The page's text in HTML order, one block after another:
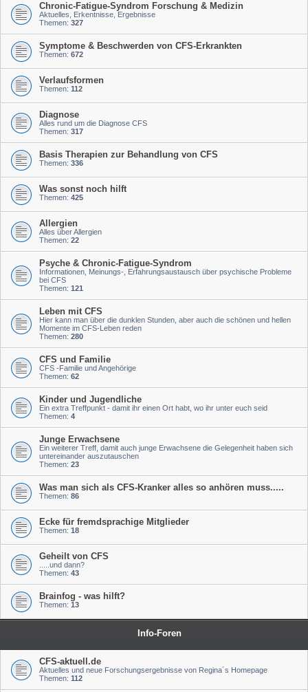
Chronic-Fatigue-Syndrom Forschung & Medizin
Aktuelles, Erkentnisse, Ergebnisse
Themen: 327
Symptome & Beschwerden von CFS-Erkrankten
Themen: 672
Verlaufsformen
Themen: 112
Diagnose
Alles rund um die Diagnose CFS
Themen: 317
Basis Therapien zur Behandlung von CFS
Themen: 336
Was sonst noch hilft
Themen: 425
Allergien
Alles über Allergien
Themen: 22
Psyche & Chronic-Fatigue-Syndrom
Informationen, Meinungs-, Erfahrungsaustausch über psychische Probleme
bei CFS
Themen: 121
Leben mit CFS
Hier kann man über die dunklen Stunden, aber auch die schönen und hellen
Momente im CFS-Leben reden
Themen: 280
CFS und Familie
CFS -Familie und Angehörige
Themen: 62
Kinder und Jugendliche
Ein extra Treffpunkt - damit ihr einen Ort habt, wo ihr unter euch seid
Themen: 4
Junge Erwachsene
Ein weiterer Treff, damit auch junge Erwachsene die Gelegenheit haben sich
untereinander auszutauschen
Themen: 23
Was man sich als CFS-Kranker alles so anhören muss.....
Themen: 86
Ecke für fremdsprachige Mitglieder
Themen: 18
Geheilt von CFS
.....und dann?
Themen: 43
Brainfog - was hilft?
Themen: 13
Info-Foren
CFS-aktuell.de
Aktuelles und neue Forschungsergebnisse von Regina´s Homepage
Themen: 112